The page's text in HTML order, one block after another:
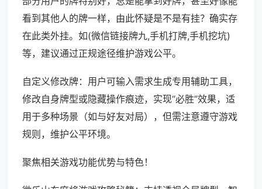
看到其他人的牌一样，由此怀疑是不是有挂？确实存
在此类外挂。如(微信链接牌九,手机打牌,手机挖坑)
等，建议通过正规途径维护游戏公平。
自定义修改牌：用户可输入需求生成专用辅助工具，
修改自身牌型或隐藏操作痕迹，实现“必胜”效果，适
用于多种场景（如与好友对局），但需注意遵守游戏
规则，维护公平环境。
聚焦相关游戏功能优势与特色！